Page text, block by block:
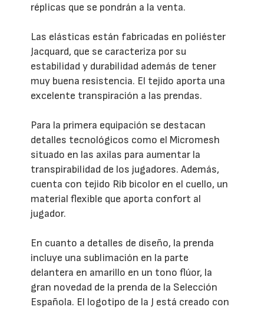
réplicas que se pondrán a la venta.
Las elásticas están fabricadas en poliéster
Jacquard, que se caracteriza por su
estabilidad y durabilidad además de tener
muy buena resistencia. El tejido aporta una
excelente transpiración a las prendas.
Para la primera equipación se destacan
detalles tecnológicos como el Micromesh
situado en las axilas para aumentar la
transpirabilidad de los jugadores. Además,
cuenta con tejido Rib bicolor en el cuello, un
material flexible que aporta confort al
jugador.
En cuanto a detalles de diseño, la prenda
incluye una sublimación en la parte
delantera en amarillo en un tono flúor, la
gran novedad de la prenda de la Selección
Española. El logotipo de la J está creado con